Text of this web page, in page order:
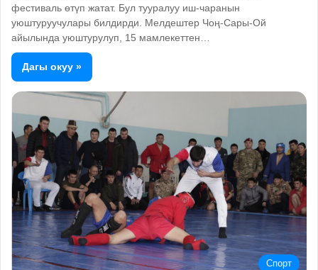
фестиваль өтүп жатат. Бул тууралуу иш-чаранын
уюштуруучулары билдирди. Мелдештер Чоң-Сары-Ой
айылында уюштурулуп, 15 мамлекеттен…
Дагы окуу »
Спорт